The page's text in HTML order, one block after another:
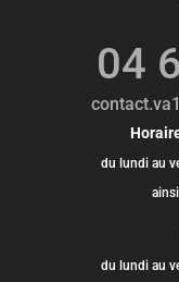
04
du lundi au
du lundi au